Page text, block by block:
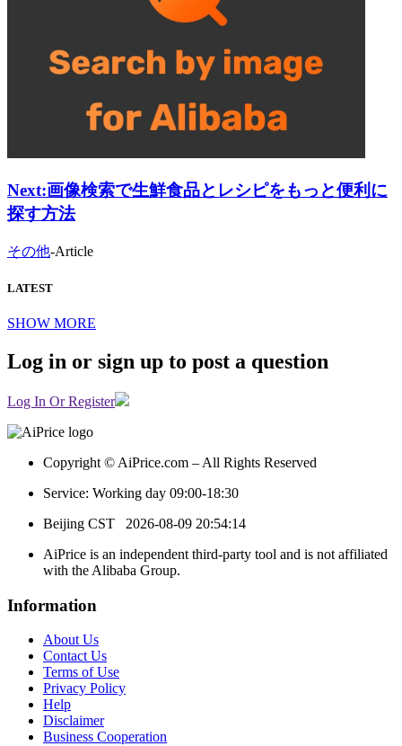
Next:画像検索で生鮮食品とレシピをもっと便利に
探す方法
その他-Article
LATEST
SHOW MORE
Log in or sign up to post a question
Log In Or Register
Copyright © AiPrice.com – All Rights Reserved
Service: Working day 09:00-18:30
Beijing CST 2026-08-09 20:54:14
AiPrice is an independent third-party tool and is not affiliated
with the Alibaba Group.
Information
About Us
Contact Us
Terms of Use
Privacy Policy
Help
Disclaimer
Business Cooperation